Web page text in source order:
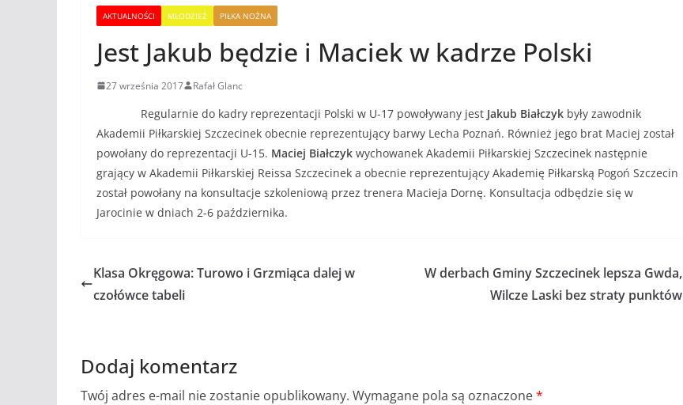
AKTUALNOŚCI MŁODZIEŻ PIŁKA NOŻNA
Jest Jakub będzie i Maciek w kadrze Polski
27 września 2017 Rafał Glanc
Regularnie do kadry reprezentacji Polski w U-17 powoływany jest Jakub Białczyk były zawodnik
Akademii Piłkarskiej Szczecinek obecnie reprezentujący barwy Lecha Poznań. Również jego brat Maciej został
powołany do reprezentacji U-15. Maciej Białczyk wychowanek Akademii Piłkarskiej Szczecinek następnie
grający w Akademii Piłkarskiej Reissa Szczecinek a obecnie reprezentujący Akademię Piłkarską Pogoń Szczecin
został powołany na konsultacje szkoleniową przez trenera Macieja Dornę. Konsultacja odbędzie się w
Jarocinie w dniach 2-6 października.
Klasa Okręgowa: Turowo i Grzmiąca dalej w
czołówce tabeli
W derbach Gminy Szczecinek lepsza Gwda,
Wilcze Laski bez straty punktów
Dodaj komentarz
Twój adres e-mail nie zostanie opublikowany. Wymagane pola są oznaczone*